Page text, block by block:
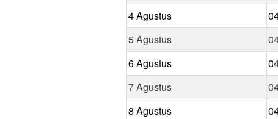
4 Agustus
5 Agustus
6 Agustus
7 Agustus
8 Agustus